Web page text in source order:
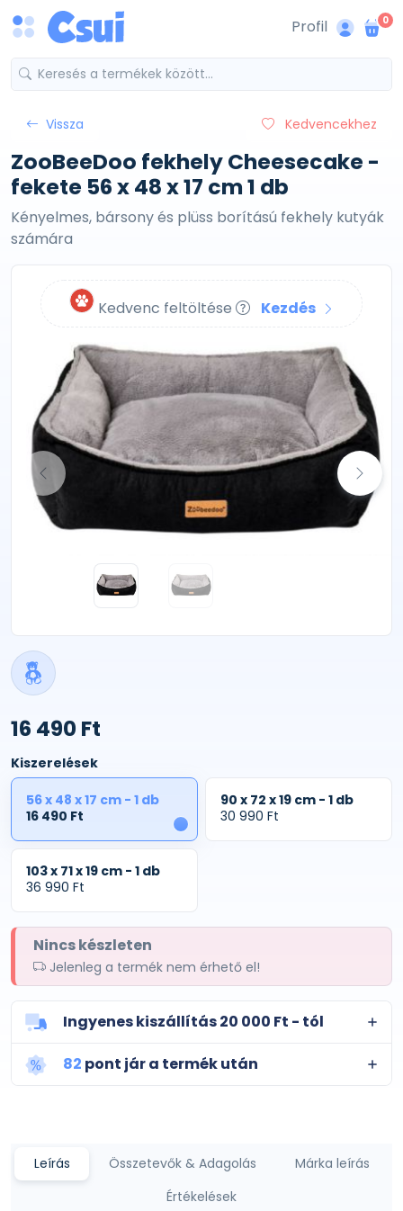
Profil 0
Vissza Kedvencekhez
ZooBeeDoo fekhely Cheesecake -
fekete 56 x 48 x 17 cm 1 db
Kényelmes, bársony és plüss borítású fekhely kutyák
számára
Kedvenc feltöltése Kezdés
16 490 Ft
Kiszerelések
1
56 x 48 x 17 cm - 1 db
16 490 Ft
90 x 72 x 19 cm - 1 db
30 990 Ft
103 x 71 x 19 cm - 1 db
36 990 Ft
Nincs készleten
Jelenleg a termék nem érhető el!
Ingyenes kiszállítás 20 000 Ft - tól
82 pont jár a termék után
Leírás Összetevők & Adagolás
Márka leírás
Értékelések